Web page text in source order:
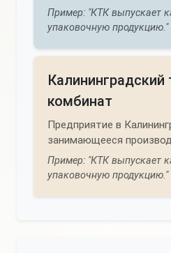
Пример: "КТК выпускает
упаковочную продукцию."
Калининградский
комбинат
Предприятие в
занимающееся
Пример: "КТК выпускает
упаковочную продукцию."